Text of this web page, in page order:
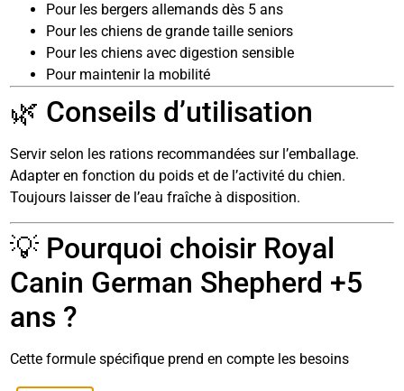
Pour les bergers allemands dès 5 ans
Pour les chiens de grande taille seniors
Pour les chiens avec digestion sensible
Pour maintenir la mobilité
🌿 Conseils d’utilisation
Servir selon les rations recommandées sur l’emballage.
Adapter en fonction du poids et de l’activité du chien.
Toujours laisser de l’eau fraîche à disposition.
💡 Pourquoi choisir Royal
Canin German Shepherd +5
ans ?
Cette formule spécifique prend en compte les besoins